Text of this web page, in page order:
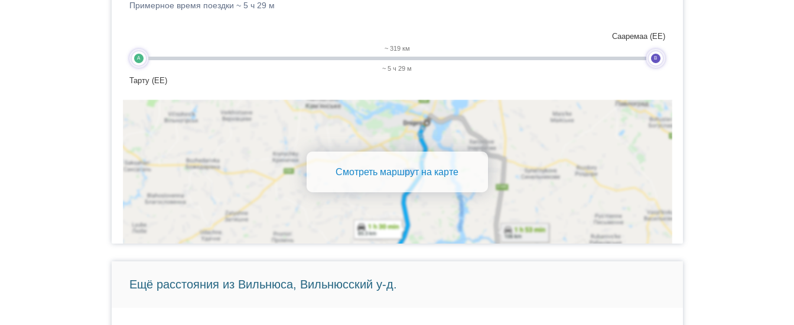
Примерное время поездки ~ 5 ч 29 м
A
Тарту (EE)
~ 319 км
~ 5 ч 29 м
B
Сааремаа (EE)
Смотреть маршрут на карте
Ещё расстояния из Вильнюса, Вильнюсский у-д.